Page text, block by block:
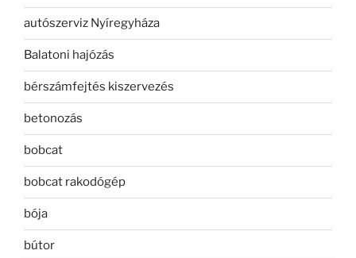
autószerviz Nyíregyháza
Balatoni hajózás
bérszámfejtés kiszervezés
betonozás
bobcat
bobcat rakodógép
bója
bútor